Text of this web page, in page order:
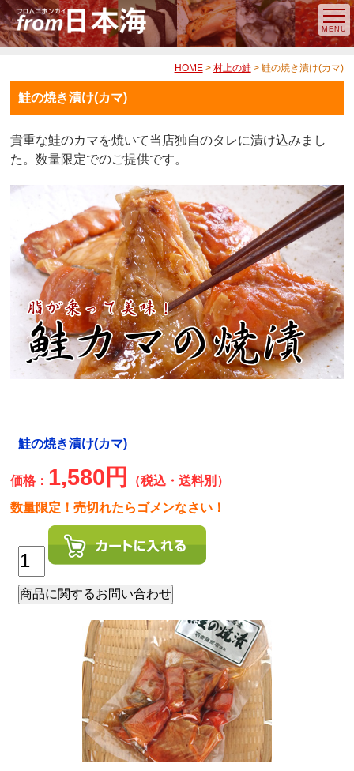
HOME> 村上の鮭> 鮭の焼き漬け(カマ)
鮭の焼き漬け(カマ)
貴重な鮭のカマを焼いて当店独自のタレに漬け込みまし
た。数量限定でのご提供です。
鮭の焼き漬け(カマ)
価格： 1,580円
（税込・送料別）
数量限定！売切れたらゴメンなさい！